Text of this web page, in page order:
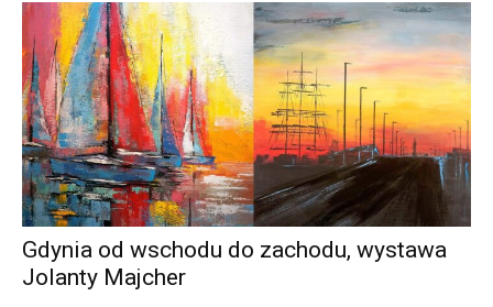
Gdynia od wschodu do zachodu, wystawa
Jolanty Majcher